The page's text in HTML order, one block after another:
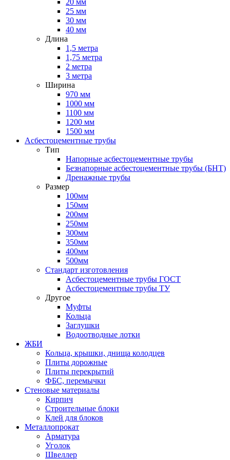
20 мм
25 мм
30 мм
40 мм
Длина
1,5 метра
1,75 метра
2 метра
3 метра
Ширина
970 мм
1000 мм
1100 мм
1200 мм
1500 мм
Асбестоцементные трубы
Тип
Напорные асбестоцементные трубы
Безнапорные асбестоцементные трубы (БНТ)
Дренажные трубы
Размер
100мм
150мм
200мм
250мм
300мм
350мм
400мм
500мм
Стандарт изготовления
Асбестоцементные трубы ГОСТ
Асбестоцементные трубы ТУ
Другое
Муфты
Кольца
Заглушки
Водоотводные лотки
ЖБИ
Кольца, крышки, днища колодцев
Плиты дорожные
Плиты перекрытий
ФБС, перемычки
Стеновые материалы
Кирпич
Строительные блоки
Клей для блоков
Металлопрокат
Арматура
Уголок
Швеллер